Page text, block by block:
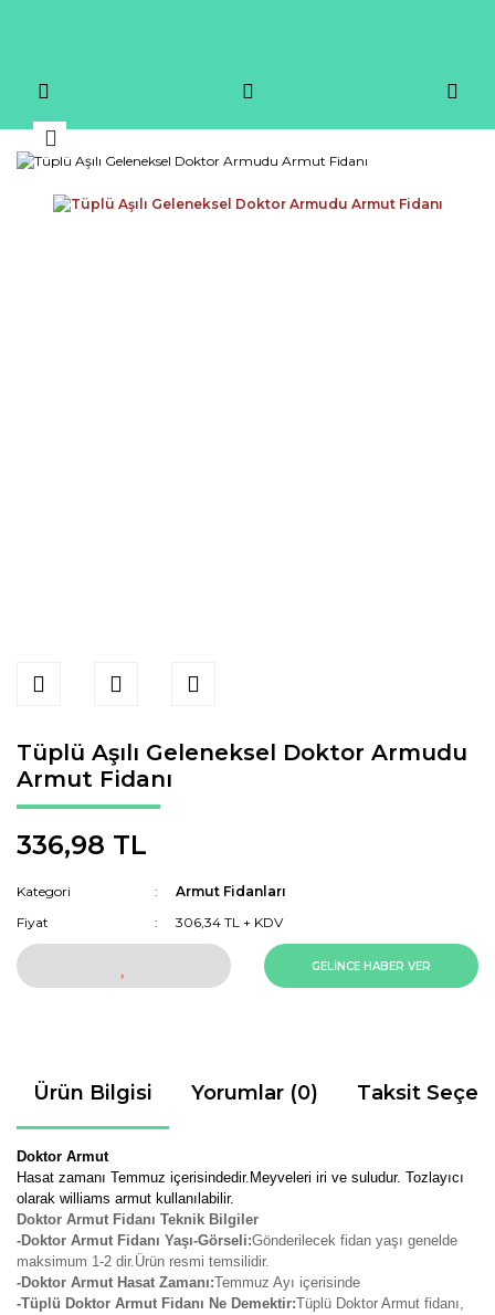
Tüplü Aşılı Geleneksel Doktor Armudu
Armut Fidanı
336,98 TL
Kategori
Armut Fidanları
Fiyat
306,34 TL + KDV
GELİNCE HABER VER
Ürün Bilgisi Yorumlar (0) Taksit
Doktor Armut
Hasat zamanı Temmuz içerisindedir.Meyveleri iri ve suludur. Tozlayıcı
olarak williams armut kullanılabilir.
Doktor Armut Fidanı Teknik Bilgiler
-Doktor Armut Fidanı Yaşı-Görseli:Gönderilecek fidan yaşı genelde
maksimum 1-2 dir.Ürün resmi temsilidir.
-Doktor Armut Hasat Zamanı:Temmuz Ayı içerisinde
-Tüplü Doktor Armut Fidanı Ne Demektir:Tüplü Doktor Armut fidanı,